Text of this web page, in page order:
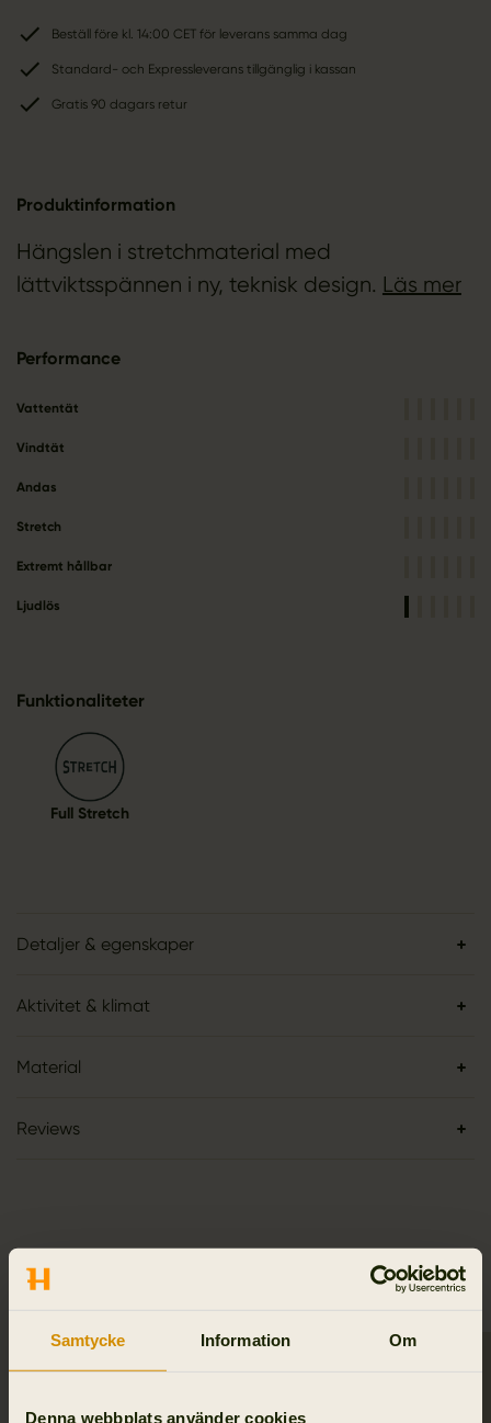
Samtycke Information Om
Denna webbplats använder cookies
Beställ före kl. 14:00 CET för leverans samma dag
Standard- och Expressleverans tillgänglig i kassan
Gratis 90 dagars retur
Produktinformation
Hängslen i stretchmaterial med
lättviktsspännen i ny, teknisk design. Läs mer
Performance
Vattentät
Vindtät
Andas
Stretch
Extremt hållbar
Ljudlös
Funktionaliteter
Full Stretch
Detaljer & egenskaper
Aktivitet & klimat
Material
Reviews
RELATERADE PRODUKTER